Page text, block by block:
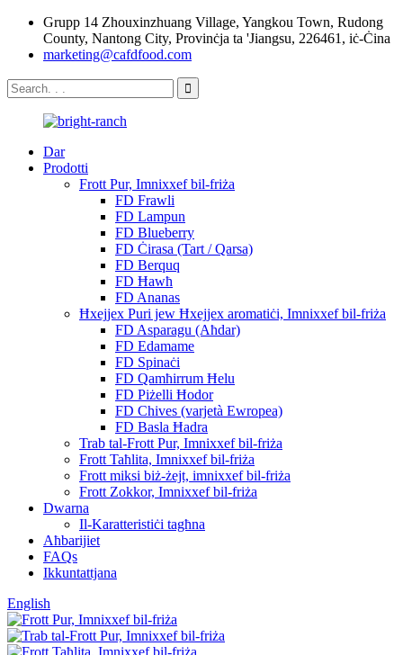
Grupp 14 Zhouxinzhuang Village, Yangkou Town, Rudong
County, Nantong City, Provinċja ta 'Jiangsu, 226461, iċ-Ċina
marketing@cafdfood.com
Dar
Prodotti
Frott Pur, Imnixxef bil-friża
FD Frawli
FD Lampun
FD Blueberry
FD Ċirasa (Tart / Qarsa)
FD Berquq
FD Ħawħ
FD Ananas
Ħxejjex Puri jew Ħxejjex aromatiċi, Imnixxef bil-friża
FD Asparagu (Aħdar)
FD Edamame
FD Spinaċi
FD Qamħirrum Ħelu
FD Piżelli Ħodor
FD Chives (varjetà Ewropea)
FD Basla Ħadra
Trab tal-Frott Pur, Imnixxef bil-friża
Frott Taħlita, Imnixxef bil-friża
Frott miksi biż-żejt, imnixxef bil-friża
Frott Zokkor, Imnixxef bil-friża
Dwarna
Il-Karatteristiċi tagħna
Aħbarijiet
FAQs
Ikkuntattjana
English